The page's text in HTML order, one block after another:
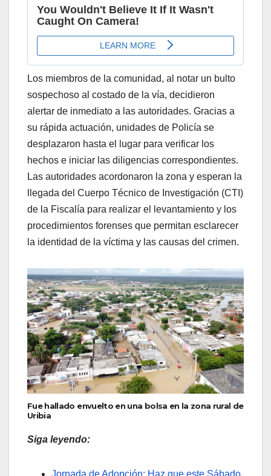
Los miembros de la comunidad, al notar un bulto
sospechoso al costado de la vía, decidieron
alertar de inmediato a las autoridades. Gracias a
su rápida actuación, unidades de Policía se
desplazaron hasta el lugar para verificar los
hechos e iniciar las diligencias correspondientes.
Las autoridades acordonaron la zona y esperan la
llegada del Cuerpo Técnico de Investigación (CTI)
de la Fiscalía para realizar el levantamiento y los
procedimientos forenses que permitan esclarecer
la identidad de la víctima y las causas del crimen.
Fue hallado envuelto en una bolsa en la zona rural de
Uribia
Siga leyendo: